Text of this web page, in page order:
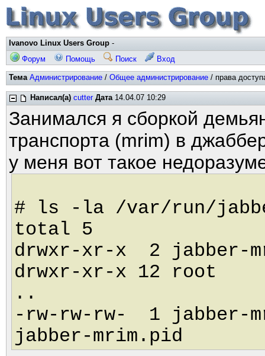
Ivanovo Linux Users Group -
Форум
Помощь Поиск Вход
Тема Администрирование / Общее администрирование / права
Написал(а) cutter Дата14.04.07 10:29
Занимался я сборкой
транспорта (mrim) в
у меня вот такое
# ls -la /var/run/
total 5
drwxr-xr-x 2 jabber-
drwxr-xr-x 12 root
..
-rw-rw-rw- 1 jabber-
jabber-mrim.pid